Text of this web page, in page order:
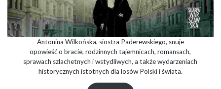
Antonina Wilkońska, siostra Paderewskiego, snuje
opowieść o bracie, rodzinnych tajemnicach, romansach,
sprawach szlachetnych i wstydliwych, a także wydarzeniach
historycznych istotnych dla losów Polski i świata.